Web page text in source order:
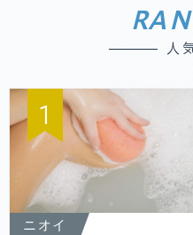
人
1
ニオイ